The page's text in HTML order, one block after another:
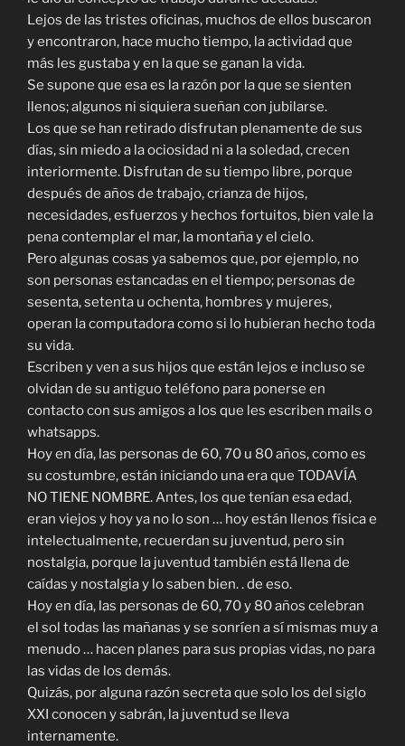
Lejos de las tristes oficinas, muchos de ellos buscaron
y encontraron, hace mucho tiempo, la actividad que
más les gustaba y en la que se ganan la vida.
Se supone que esa es la razón por la que se sienten
llenos; algunos ni siquiera sueñan con jubilarse.
Los que se han retirado disfrutan plenamente de sus
días, sin miedo a la ociosidad ni a la soledad, crecen
interiormente. Disfrutan de su tiempo libre, porque
después de años de trabajo, crianza de hijos,
necesidades, esfuerzos y hechos fortuitos, bien vale la
pena contemplar el mar, la montaña y el cielo.
Pero algunas cosas ya sabemos que, por ejemplo, no
son personas estancadas en el tiempo; personas de
sesenta, setenta u ochenta, hombres y mujeres,
operan la computadora como si lo hubieran hecho toda
su vida.
Escriben y ven a sus hijos que están lejos e incluso se
olvidan de su antiguo teléfono para ponerse en
contacto con sus amigos a los que les escriben mails o
whatsapps.
Hoy en día, las personas de 60, 70 u 80 años, como es
su costumbre, están iniciando una era que TODAVÍA
NO TIENE NOMBRE. Antes, los que tenían esa edad,
eran viejos y hoy ya no lo son … hoy están llenos física e
intelectualmente, recuerdan su juventud, pero sin
nostalgia, porque la juventud también está llena de
caídas y nostalgia y lo saben bien. . de eso.
Hoy en día, las personas de 60, 70 y 80 años celebran
el sol todas las mañanas y se sonríen a sí mismas muy a
menudo … hacen planes para sus propias vidas, no para
las vidas de los demás.
Quizás, por alguna razón secreta que solo los del siglo
XXI conocen y sabrán, la juventud se lleva
internamente.